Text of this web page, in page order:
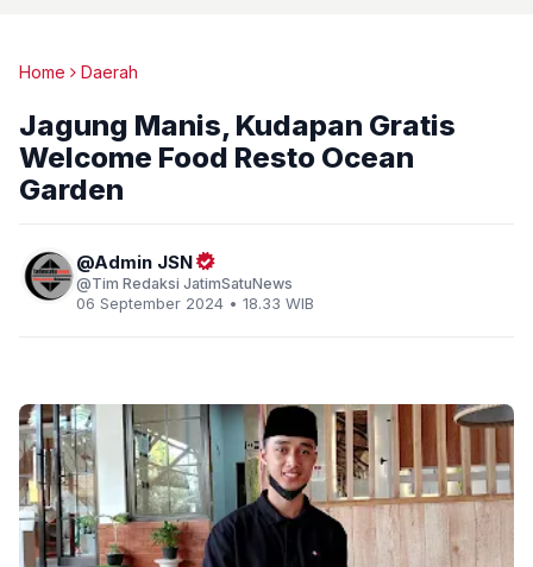
Home Daerah
Jagung Manis, Kudapan Gratis
Welcome Food Resto Ocean
Garden
Admin JSN
Tim Redaksi JatimSatuNews
06 September 2024 • 18.33 WIB